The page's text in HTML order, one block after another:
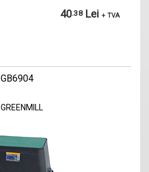
40.38 Lei + TVA
GB6904